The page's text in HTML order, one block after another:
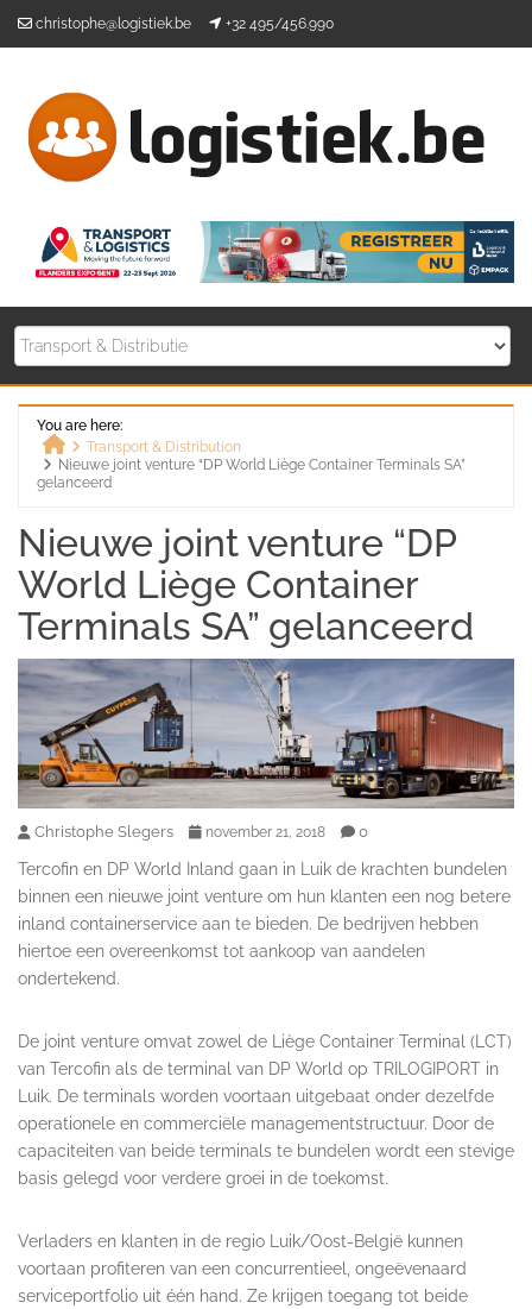
christophe@logistiek.be +32 495/456.990
You are here:
Home
Transport & Distribution
Nieuwe joint venture “DP World Liège Container Terminals SA”
gelanceerd
Nieuwe joint venture “DP
World Liège Container
Terminals SA” gelanceerd
Christophe Slegers november 21, 2018 0
Tercofin en DP World Inland gaan in Luik de krachten bundelen
binnen een nieuwe joint venture om hun klanten een nog betere
inland containerservice aan te bieden. De bedrijven hebben
hiertoe een overeenkomst tot aankoop van aandelen
ondertekend.
De joint venture omvat zowel de Liège Container Terminal (LCT)
van Tercofin als de terminal van DP World op TRILOGIPORT in
Luik. De terminals worden voortaan uitgebaat onder dezelfde
operationele en commerciële managementstructuur. Door de
capaciteiten van beide terminals te bundelen wordt een stevige
basis gelegd voor verdere groei in de toekomst.
Verladers en klanten in de regio Luik/Oost-België kunnen
voortaan profiteren van een concurrentieel, ongeëvenaard
serviceportfolio uit één hand. Ze krijgen toegang tot beide